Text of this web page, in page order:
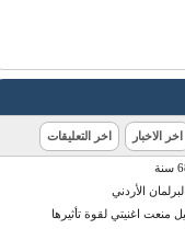
الاخبار اخر التعليقات
الأردني
اغنيتي لقوة تأثيرها